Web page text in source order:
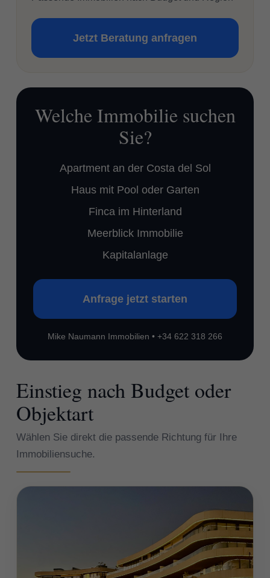
Jetzt Beratung anfragen
Welche Immobilie suchen
Sie?
Apartment an der Costa del Sol
Haus mit Pool oder Garten
Finca im Hinterland
Meerblick Immobilie
Kapitalanlage
Anfrage jetzt starten
Mike Naumann Immobilien • +34 622 318 266
Einstieg nach Budget oder
Objektart
Wählen Sie direkt die passende Richtung für Ihre
Immobiliensuche.